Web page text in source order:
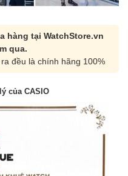
hàng tại WatchStore.vn
qua.
đều là chính hãng 100%
của CASIO